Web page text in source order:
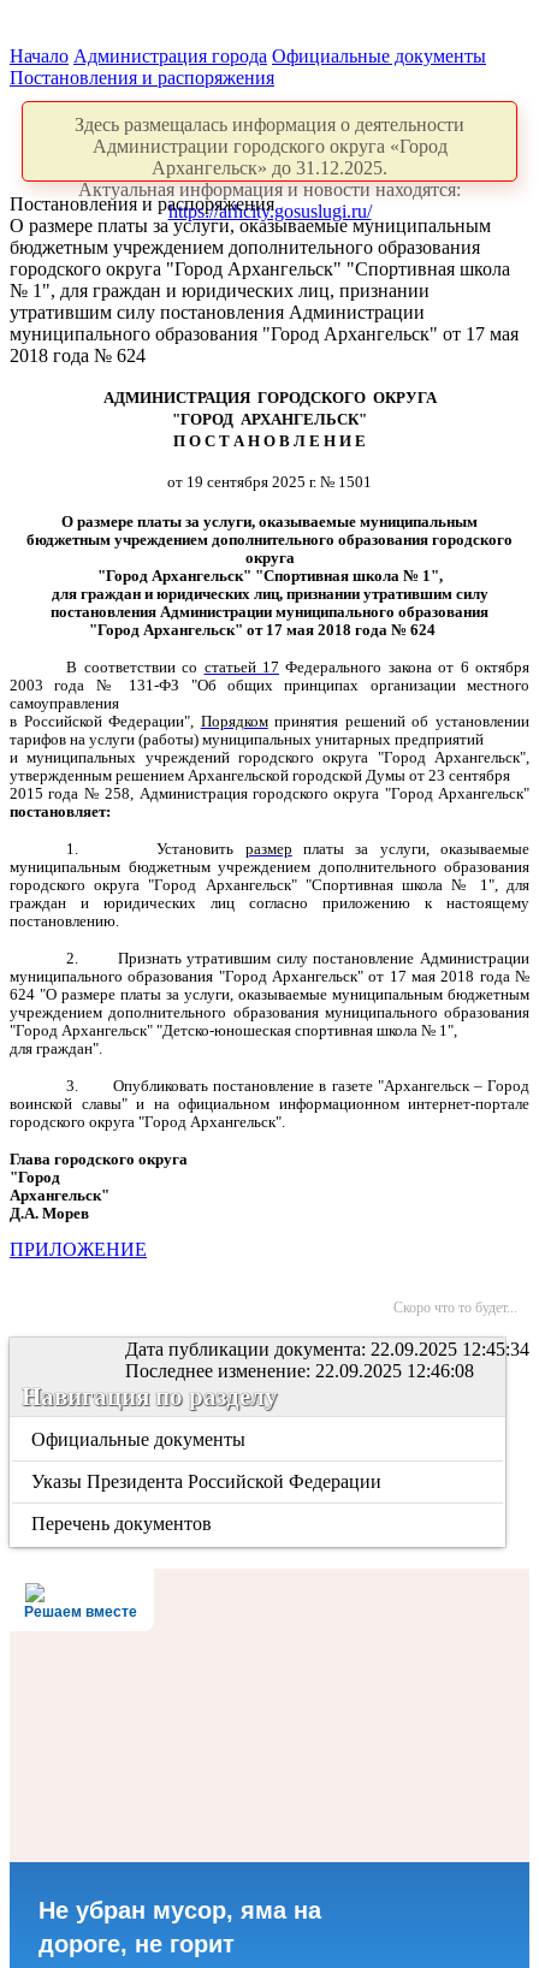
Начало Администрация города Официальные документы
Постановления и распоряжения
Здесь размещалась информация о деятельности
Администрации городского округа «Город
Архангельск» до 31.12.2025.
Актуальная информация и новости находятся:
https://arhcity.gosuslugi.ru/
Постановления и распоряжения
О размере платы за услуги, оказываемые муниципальным
бюджетным учреждением дополнительного образования
городского округа "Город Архангельск" "Спортивная школа
№ 1", для граждан и юридических лиц, признании
утратившим силу постановления Администрации
муниципального образования "Город Архангельск" от 17 мая
2018 года № 624
АДМИНИСТРАЦИЯ ГОРОДСКОГО ОКРУГА
"ГОРОД АРХАНГЕЛЬСК"
П О С Т А Н О В Л Е Н И Е
от 19 сентября 2025 г. № 1501
О размере платы за услуги, оказываемые муниципальным
бюджетным учреждением дополнительного образования городского
округа
"Город Архангельск" "Спортивная школа № 1",
для граждан и юридических лиц, признании утратившим силу
постановления Администрации муниципального образования
"Город Архангельск" от 17 мая 2018 года № 624
В соответствии со статьей 17 Федерального закона от 6 октября
2003 года № 131-ФЗ "Об общих принципах организации местного
самоуправления
в Российской Федерации", Порядкомпринятия решений об установлении
тарифов на услуги (работы) муниципальных унитарных предприятий
и муниципальных учреждений городского округа "Город Архангельск",
утвержденным решением Архангельской городской Думы от 23 сентября
2015 года № 258, Администрация городского округа "Город Архангельск"
постановляет:
1. Установить размер платы за услуги, оказываемые
муниципальным бюджетным учреждением дополнительного образования
городского округа "Город Архангельск" "Спортивная школа № 1", для
граждан и юридических лиц согласно приложению к настоящему
постановлению.
2. Признать утратившим силу постановление Администрации
муниципального образования "Город Архангельск" от 17 мая 2018 года №
624 "О размере платы за услуги, оказываемые муниципальным бюджетным
учреждением дополнительного образования муниципального образования
"Город Архангельск" "Детско-юношеская спортивная школа № 1",
для граждан".
3. Опубликовать постановление в газете "Архангельск – Город
воинской славы" и на официальном информационном интернет-портале
городского округа "Город Архангельск".
Глава городского округа
"Город
Архангельск"
Д.А. Морев
ПРИЛОЖЕНИЕ
Скоро что то будет...
Дата публикации документа: 22.09.2025 12:45:34
Последнее изменение: 22.09.2025 12:46:08
Навигация по разделу
Официальные документы
Указы Президента Российской Федерации
Перечень документов
Решаем вместе
Не убран мусор, яма на
дороге, не горит